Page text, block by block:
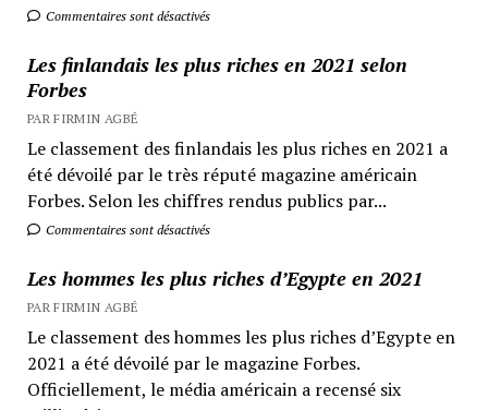
Commentaires sont désactivés
Les finlandais les plus riches en 2021 selon
Forbes
PAR FIRMIN AGBÉ
Le classement des finlandais les plus riches en 2021 a
été dévoilé par le très réputé magazine américain
Forbes. Selon les chiffres rendus publics par...
Commentaires sont désactivés
Les hommes les plus riches d’Egypte en 2021
PAR FIRMIN AGBÉ
Le classement des hommes les plus riches d’Egypte en
2021 a été dévoilé par le magazine Forbes.
Officiellement, le média américain a recensé six